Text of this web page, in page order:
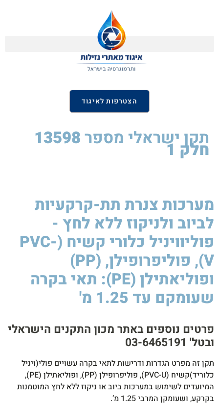
הצטרפות לאיגוד
תקן ישראלי מספר13598 חלק 1
מערכות צנרת תת-קרקעיות
לביוב ולניקוז ללא לחץ -
פוליוויניל כלורי קשיח (PVC-
V), פוליפרופילן, (PP)
ופוליאתילן (PE): תאי בקרה
שעומקם עד 1.25 מ'
פרטים נוספים באתר מכון התקנים הישראלי
ובטל' 03-6465191​
תקן זה מפרט הגדרות ודרישות לתאי בקרה עשויים פולי(ויניל
כלוריד)קשיח (PVC-U), פוליפרופילן (PP), ופוליאתילן (PE),
המיועדים לשימוש במערכות ביוב או ניקוז ללא לחץ המוטמנות
בקרקע, ושעומקן המרבי 1.25 מ’.